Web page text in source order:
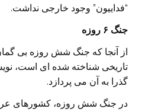
“فداییون” وجود خارجی نداشت.
جنگ ۶ روزه
از آنجا که جنگ شش روزه بی
تاریخی شناخته شده ای است،
گذرا به آن می پردازد.
در جنگ شش روزه، کشورهای